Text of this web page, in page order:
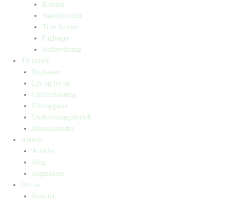
Krimier
Skønlitteratur
True Stories
Fagbøger
Undervisning
Til lærere
Bogkasser
Lix og let-tal
Universlæsning
Elevopgaver
Undervisningsforløb
Messekalender
Aktuelt
Artikler
Blog
Bogtrailere
Om os
Kontakt